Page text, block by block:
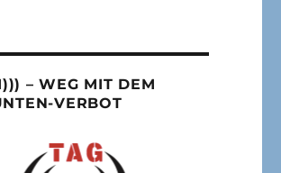
– WEG MIT DEM
VERBOT